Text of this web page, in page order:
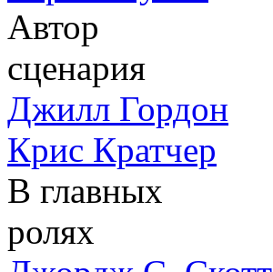
Автор
сценария
Джилл Гордон
Крис Кратчер
В главных
ролях